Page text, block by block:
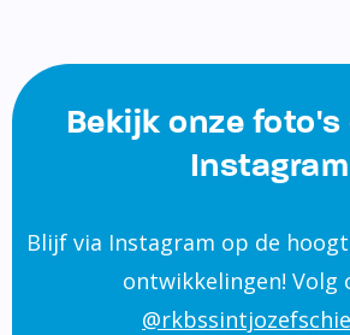
Bekijk onze foto's
Instagram
Blijf via Instagram op de
ontwikkelingen! Volg